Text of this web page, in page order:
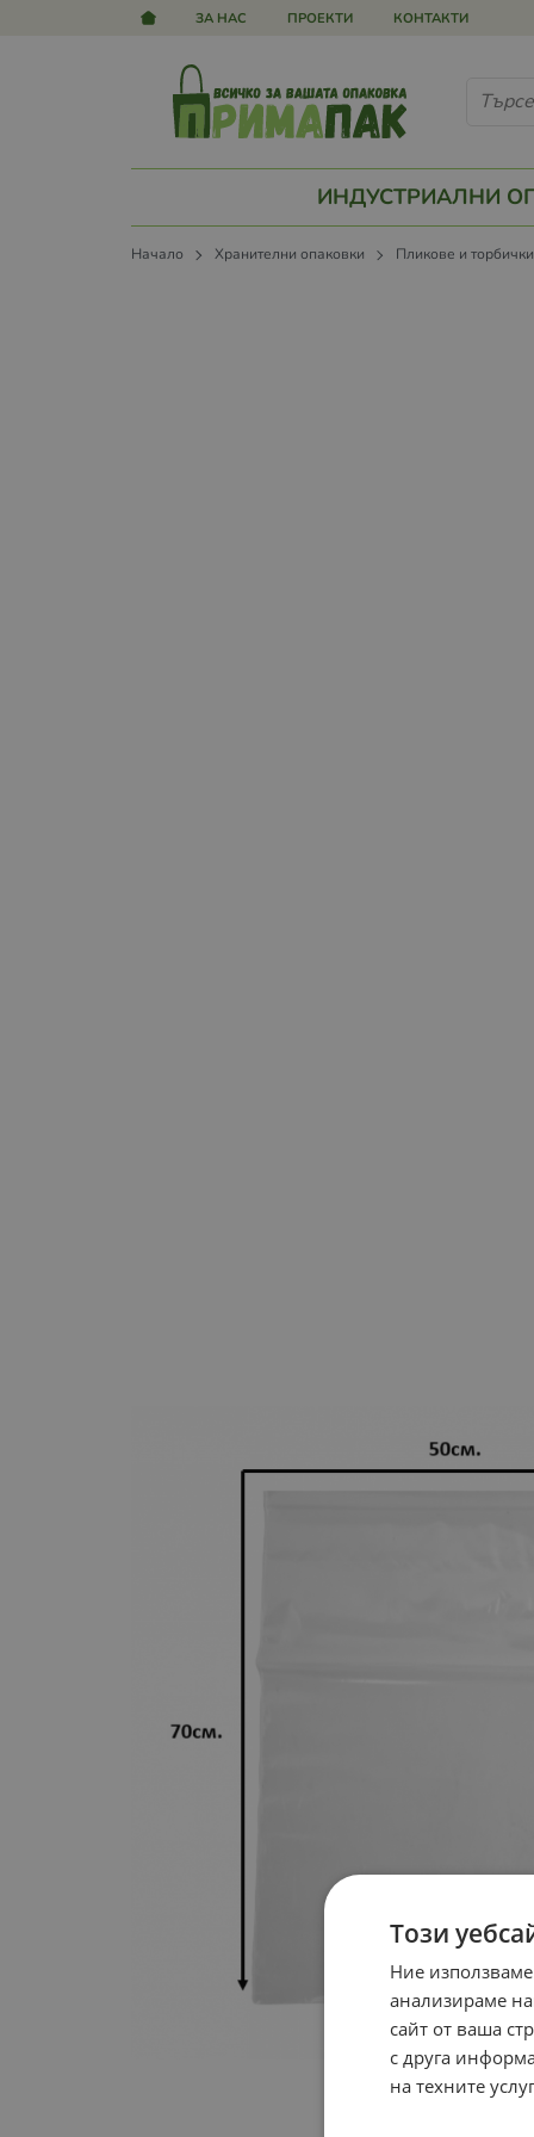
ЗА НАС ПРОЕКТИ КОНТАКТИ
ИНДУСТРИАЛНИ
Начало Хранителни опаковки Пликове и торбички
Този
Ние
анализираме
сайт от ваша
с друга
на техните